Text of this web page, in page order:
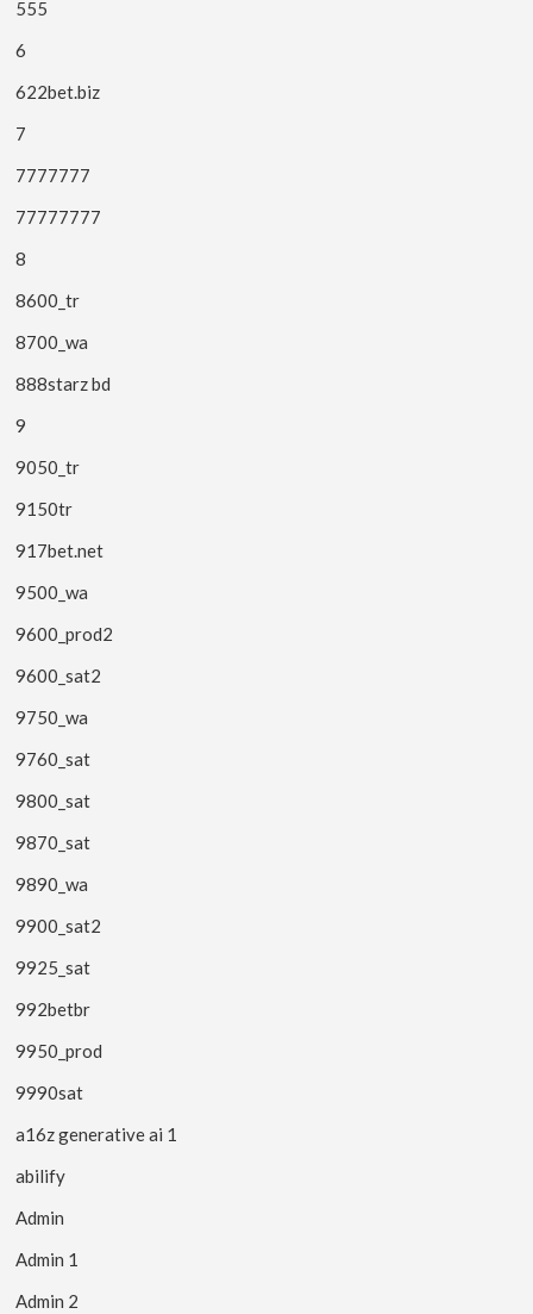
555
6
622bet.biz
7
7777777
77777777
8
8600_tr
8700_wa
888starz bd
9
9050_tr
9150tr
917bet.net
9500_wa
9600_prod2
9600_sat2
9750_wa
9760_sat
9800_sat
9870_sat
9890_wa
9900_sat2
9925_sat
992betbr
9950_prod
9990sat
a16z generative ai 1
abilify
Admin
Admin 1
Admin 2